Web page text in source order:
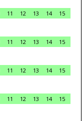
11 12 13 14
15
11 12 13 14
15
11 12 13 14
15
11 12 13 14
15